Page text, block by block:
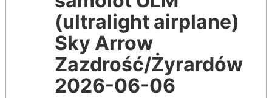
(ultralight airplane)
Sky Arrow
Zazdrość/Żyrardów
2026-06-06